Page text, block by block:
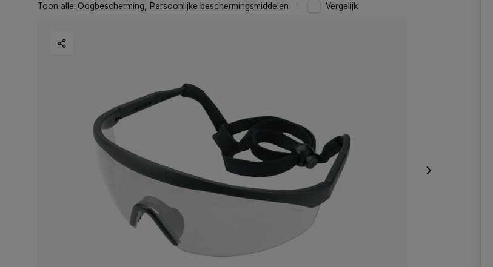
Toon alle: Oogbescherming Persoonlijke beschermingsmiddelen Vergelijk